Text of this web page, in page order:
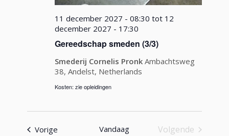
Gereedschap smeden (3/3)
11 december 2027 - 08:30 tot 12
december 2027 - 17:30
Smederij Cornelis PronkAmbachtsweg
38, Andelst, Netherlands
Kosten: zie opleidingen
Vorige EvenementenVandaag
Volgende